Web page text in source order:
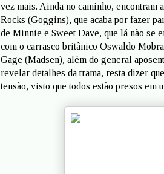
vez mais. Ainda no caminho, encontram
Rocks (Goggins), que acaba por fazer
de Minnie e Sweet Dave, que lá não se
com o carrasco britânico Oswaldo
Gage (Madsen), além do general
revelar detalhes da trama, resta dizer
tensão, visto que todos estão presos em